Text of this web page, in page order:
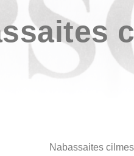
Nabassaites